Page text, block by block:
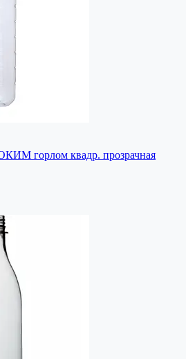
горлом квадр. прозрачная